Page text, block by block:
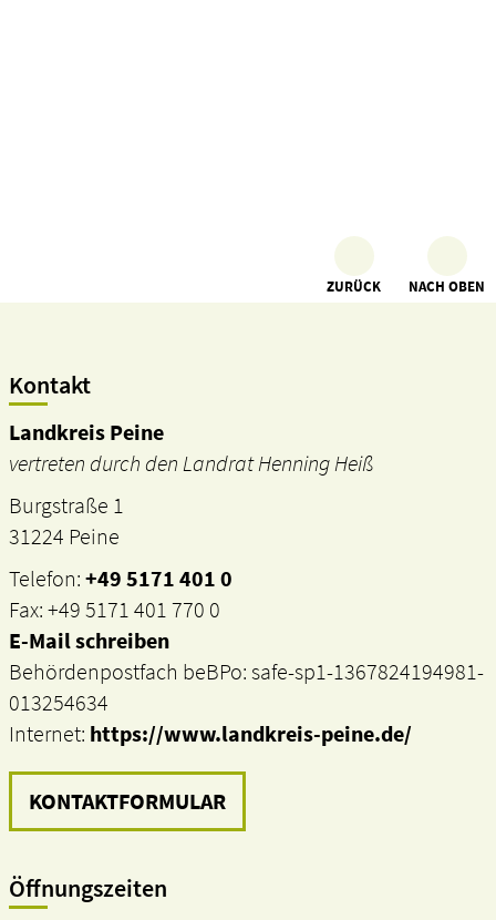
ZURÜCK NACH OBEN
Kontakt
Landkreis Peine
vertreten durch den Landrat Henning Heiß
Burgstraße 1
31224 Peine
Telefon:+49 5171 401 0
Fax: +49 5171 401 770 0
E-Mail schreiben
Behördenpostfach beBPo: safe-sp1-1367824194981-
013254634
Internet: https://www.landkreis-peine.de/
KONTAKTFORMULAR
Öffnungszeiten